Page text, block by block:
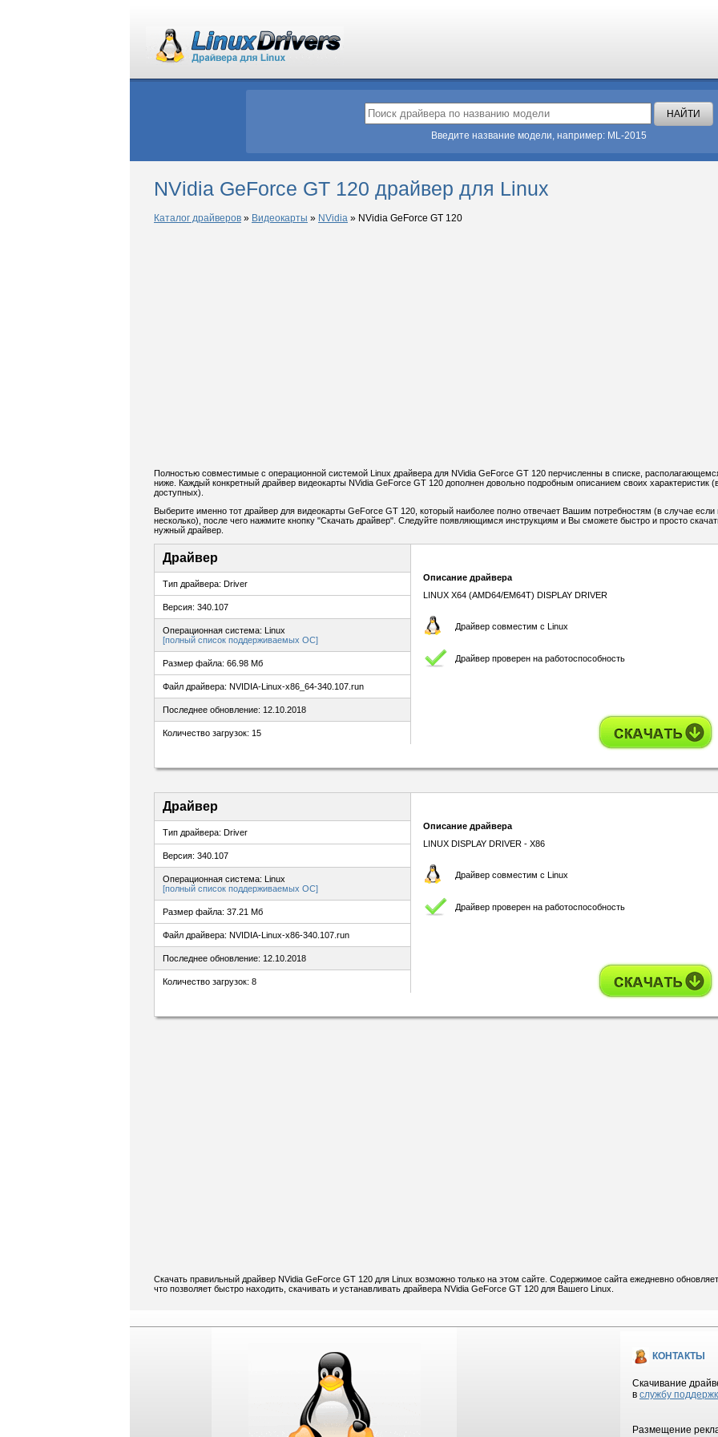
Введите название модели, например: ML-2015
NVidia GeForce GT 120 драйвер для Linux
Каталог драйверов » Видеокарты » NVidia » NVidia GeForce GT 120
Полностью совместимые с операционной системой Linux драйвера для NVidia GeForce GT 120 перчисленны в списке,
ниже. Каждый конкретный драйвер видеокарты NVidia GeForce GT 120 дополнен довольно подробным описанием своих характеристик
доступных).
Выберите именно тот драйвер для видеокарты GeForce GT 120, который наиболее полно отвечает Вашим потребностям (в случае если
несколько), после чего нажмите кнопку "Скачать драйвер". Следуйте появляющимся инструкциям и Вы сможете быстро и просто
нужный драйвер.
Драйвер
Тип драйвера: Driver
Версия: 340.107
Операционная система: Linux
[полный список поддерживаемых ОС]
Размер файла: 66.98 Мб
Файл драйвера: NVIDIA-Linux-x86_64-340.107.run
Последнее обновление: 12.10.2018
Количество загрузок: 15
Описание драйвера
LINUX X64 (AMD64/EM64T) DISPLAY DRIVER
Драйвер совместим с Linux
Драйвер проверен на работоспособность
Драйвер
Тип драйвера: Driver
Версия: 340.107
Операционная система: Linux
[полный список поддерживаемых ОС]
Размер файла: 37.21 Мб
Файл драйвера: NVIDIA-Linux-x86-340.107.run
Последнее обновление: 12.10.2018
Количество загрузок: 8
Описание драйвера
LINUX DISPLAY DRIVER - X86
Драйвер совместим с Linux
Драйвер проверен на работоспособность
Скачать правильный драйвер NVidia GeForce GT 120 для Linux возможно только на этом сайте. Содержимое сайта ежедневно
что позволяет быстро находить, скачивать и устанавливать драйвера NVidia GeForce GT 120 для Вашего Linux.
КОНТАКТЫ
Скачивание
в службу
Размещение